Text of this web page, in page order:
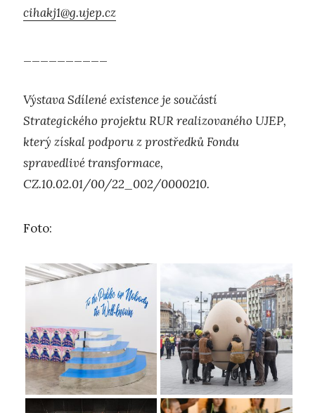
cihakj1@g.ujep.cz
Výstava Sdílené existence je součástí
Strategického projektu RUR realizovaného UJEP,
který získal podporu z prostředků Fondu
spravedlivé transformace,
CZ.10.02.01/00/22_002/0000210.
Foto: